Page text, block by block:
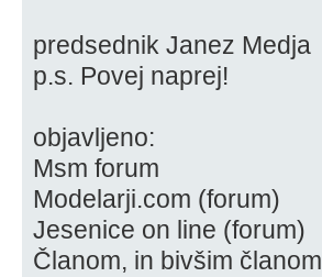
predsednik Janez Medja
p.s. Povej naprej!
objavljeno:
Msm forum
Modelarji.com (forum)
Jesenice on line (forum)
Članom, in bivšim članom